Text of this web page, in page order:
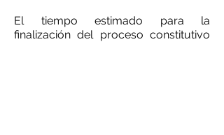
El tiempo estimado para la
finalización del proceso constitutivo